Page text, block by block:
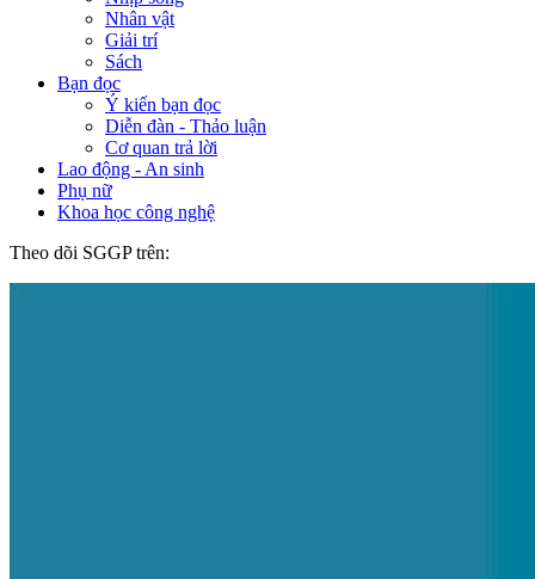
Nhân vật
Giải trí
Sách
Bạn đọc
Ý kiến bạn đọc
Diễn đàn - Thảo luận
Cơ quan trả lời
Lao động - An sinh
Phụ nữ
Khoa học công nghệ
Theo dõi SGGP trên: